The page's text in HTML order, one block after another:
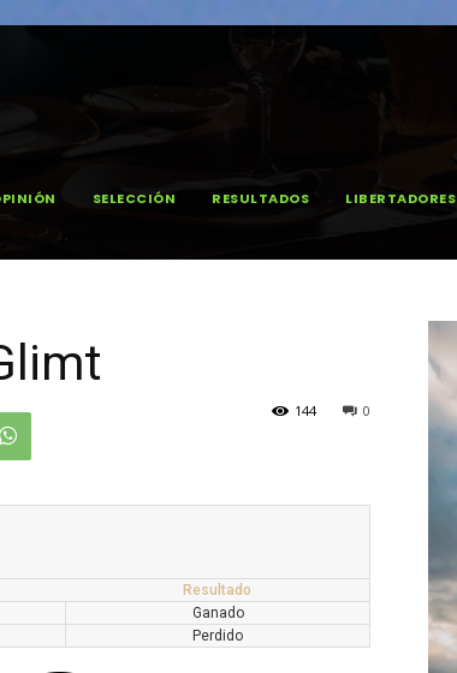
SELECCIÓN RESULTADOS LIBERTADORES
0
144
Resultado
Ganado
Perdido